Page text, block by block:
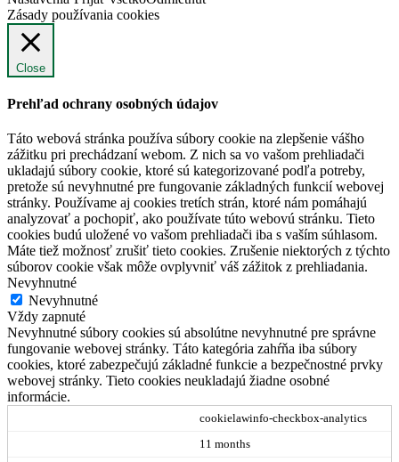
Zásady používania cookies
Close
Prehľad ochrany osobných údajov
Táto webová stránka používa súbory cookie na zlepšenie vášho
zážitku pri prechádzaní webom. Z nich sa vo vašom prehliadači
ukladajú súbory cookie, ktoré sú kategorizované podľa potreby,
pretože sú nevyhnutné pre fungovanie základných funkcií webovej
stránky. Používame aj cookies tretích strán, ktoré nám pomáhajú
analyzovať a pochopiť, ako používate túto webovú stránku. Tieto
cookies budú uložené vo vašom prehliadači iba s vaším súhlasom.
Máte tiež možnosť zrušiť tieto cookies. Zrušenie niektorých z týchto
súborov cookie však môže ovplyvniť váš zážitok z prehliadania.
Nevyhnutné
Nevyhnutné
Vždy zapnuté
Nevyhnutné súbory cookies sú absolútne nevyhnutné pre správne
fungovanie webovej stránky. Táto kategória zahŕňa iba súbory
cookies, ktoré zabezpečujú základné funkcie a bezpečnostné prvky
webovej stránky. Tieto cookies neukladajú žiadne osobné
informácie.
cookielawinfo-checkbox-analytics
11 months